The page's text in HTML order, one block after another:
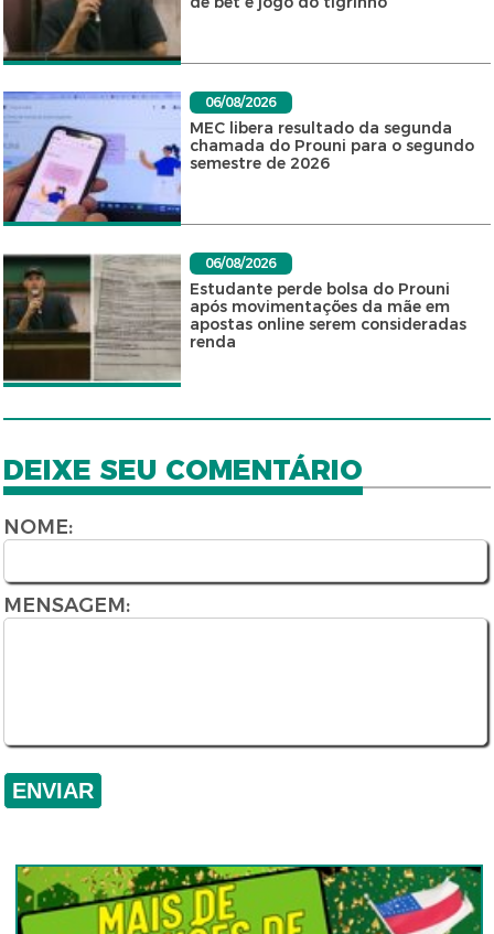
06/08/2026
MEC libera resultado da segunda
chamada do Prouni para o segundo
semestre de 2026
06/08/2026
Estudante perde bolsa do Prouni
após movimentações da mãe em
apostas online serem consideradas
renda
DEIXE SEU COMENTÁRIO
NOME:
MENSAGEM: